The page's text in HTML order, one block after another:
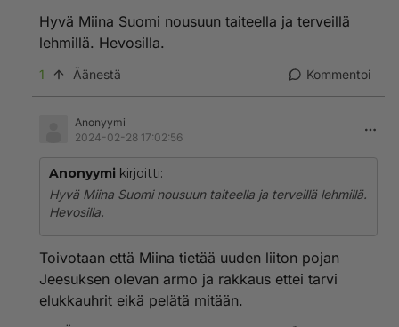
Hyvä Miina Suomi nousuun taiteella ja terveillä
lehmillä. Hevosilla.
1 Äänestä Kommentoi
Anonyymi
2024-02-28 17:02:56
Anonyymi kirjoitti:
Hyvä Miina Suomi nousuun taiteella ja terveillä lehmillä.
Hevosilla.
Toivotaan että Miina tietää uuden liiton pojan
Jeesuksen olevan armo ja rakkaus ettei tarvi
elukkauhrit eikä pelätä mitään.